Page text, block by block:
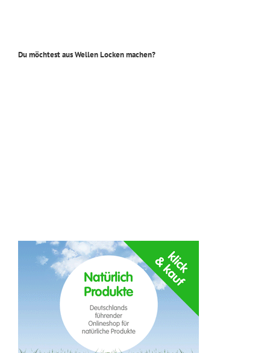
Du möchtest aus Wellen Locken machen?